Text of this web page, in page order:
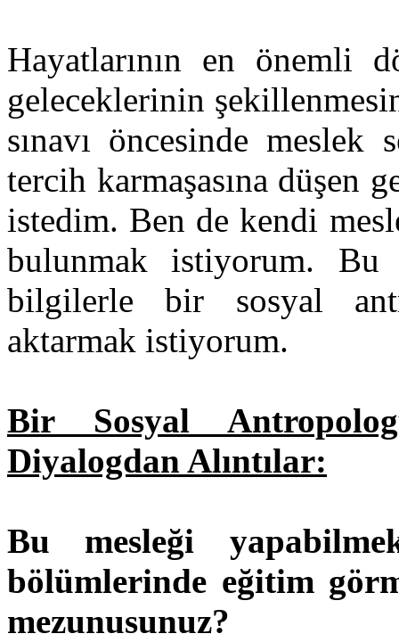
Hayatlarının en önemli
geleceklerinin
sınavı öncesinde
tercih karmaşasına düşen
istedim. Ben de kendi
bulunmak istiyorum. Bu
bilgilerle bir sosyal
aktarmak istiyorum.
Bir Sosyal
Diyalogdan Alıntılar:
Bu mesleği
bölümlerinde eğitim
mezunusunuz?